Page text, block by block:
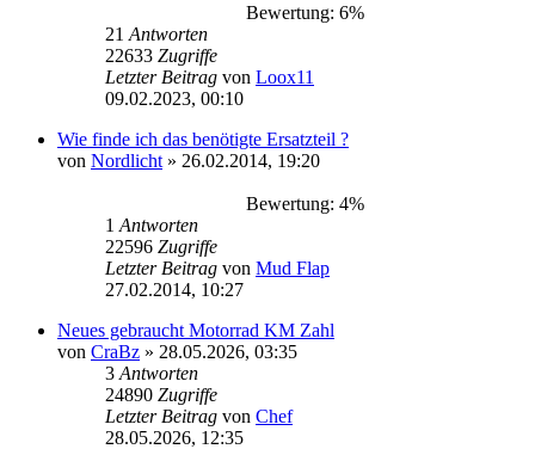
Bewertung: 6%
21 Antworten
22633 Zugriffe
Letzter Beitrag von Loox11
09.02.2023, 00:10
Wie finde ich das benötigte Ersatzteil ?
von Nordlicht » 26.02.2014, 19:20
Bewertung: 4%
1 Antworten
22596 Zugriffe
Letzter Beitrag von Mud Flap
27.02.2014, 10:27
Neues gebraucht Motorrad KM Zahl
von CraBz » 28.05.2026, 03:35
3 Antworten
24890 Zugriffe
Letzter Beitrag von Chef
28.05.2026, 12:35